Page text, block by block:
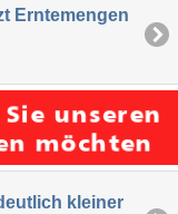
Erntemengen
kleiner